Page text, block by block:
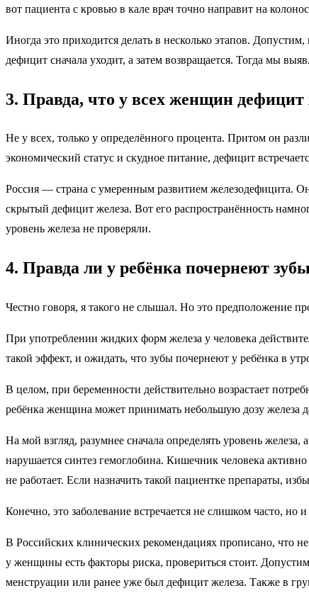
вот пациента с кровью в кале врач точно направит на
Иногда это приходится делать в несколько этапов.
дефицит сначала уходит, а затем возвращается. Тогда мы
3. Правда, что у всех женщин дефицит
Не у всех, только у определённого процента. Притом он
экономический статус и скудное питание, дефицит
Россия — страна с умеренным развитием железодефицита. Он
скрытый дефицит железа. Вот его распространённость
уровень железа не проверяли.
4. Правда ли у ребёнка почернеют
Честно говоря, я такого не слышал. Но это предположение
При употреблении жидких форм железа у человека
такой эффект, и ожидать, что зубы почернеют у ребёнка в
В целом, при беременности действительно возрастает
ребёнка женщина может принимать небольшую дозу железа
На мой взгляд, разумнее сначала определять уровень
нарушается синтез гемоглобина. Кишечник человека
не работает. Если назначить такой пациентке препараты,
Конечно, это заболевание встречается не слишком часто,
В Российских клинических рекомендациях прописано, что
у женщины есть факторы риска, провериться стоит.
менструации или ранее уже был дефицит железа. Также в